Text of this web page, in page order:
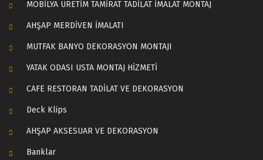
MOBİLYA ÜRETİM TAMİRAT TADİLAT İMALAT MONTAJ
AHŞAP MERDİVEN İMALATI
MUTFAK BANYO DEKORASYON MONTAJI
YATAK ODASI USTA MONTAJ HİZMETİ
CAFE RESTORAN TADİLAT VE DEKORASYON
Deck Klips
AHŞAP AKSESUAR VE DEKORASYON
Banklar